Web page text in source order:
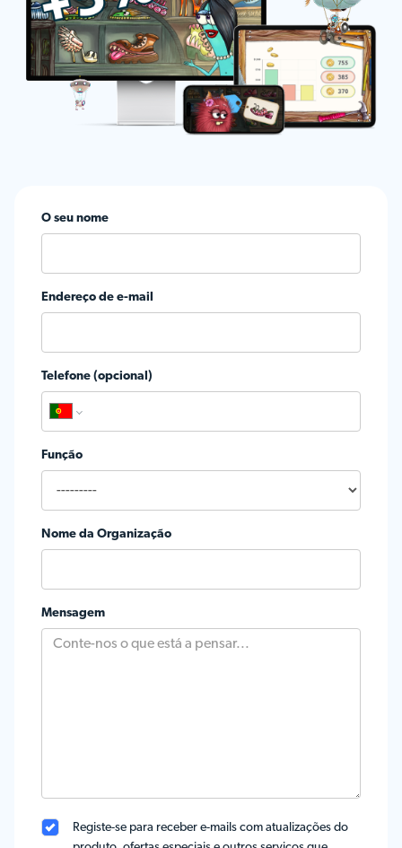
O seu nome
Endereço de e-mail
Telefone (opcional)
Função
Nome da Organização
Mensagem
Registe-se para receber e-mails com atualizações do